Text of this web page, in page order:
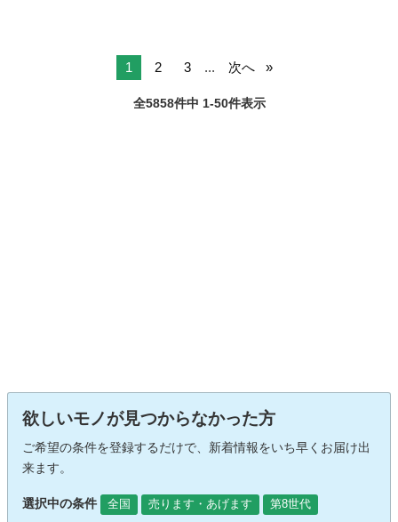
1 2 3 ... 次へ
全5858件中 1-50件表示
欲しいモノが見つからなかった方
ご希望の条件を登録するだけで、新着情報をいち早くお届け出
来ます。
選択中の条件 全国 売ります・あげます 第8世代